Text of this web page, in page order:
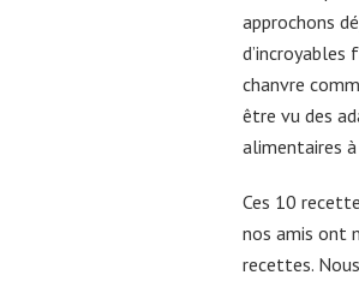
approchons
chanvre
être vu des
alimentaires à
Ces 10
nos amis ont
recettes.